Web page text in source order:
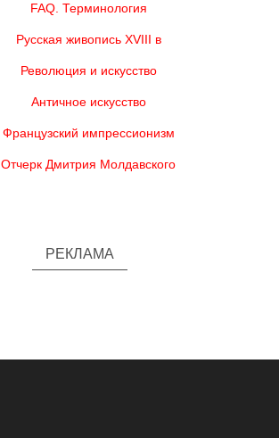
FAQ. Терминология
Русская живопись XVIII в
Революция и искусство
Античное искусство
Французский импрессионизм
Отчерк Дмитрия Молдавского
РЕКЛАМА